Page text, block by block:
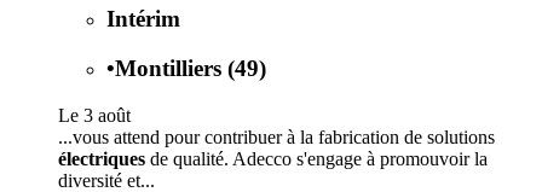
Intérim
•Montilliers (49)
Le 3 août
...vous attend pour contribuer à la fabrication de solutions
électriques de qualité. Adecco s'engage à promouvoir la
diversité et...